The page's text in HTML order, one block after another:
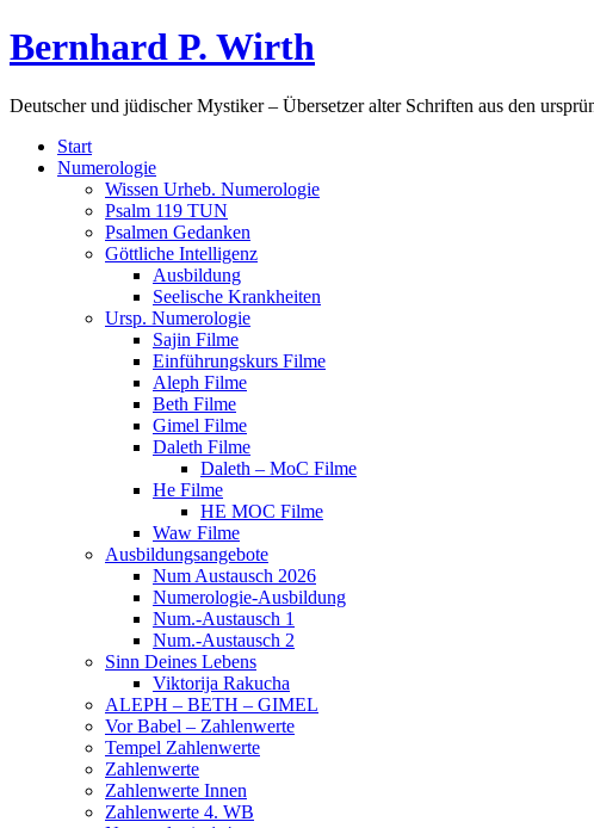
Bernhard P. Wirth
Deutscher und jüdischer Mystiker – Übersetzer alter Schriften aus den
Start
Numerologie
Wissen Urheb. Numerologie
Psalm 119 TUN
Psalmen Gedanken
Göttliche Intelligenz
Ausbildung
Seelische Krankheiten
Ursp. Numerologie
Sajin Filme
Einführungskurs Filme
Aleph Filme
Beth Filme
Gimel Filme
Daleth Filme
Daleth – MoC Filme
He Filme
HE MOC Filme
Waw Filme
Ausbildungsangebote
Num Austausch 2026
Numerologie-Ausbildung
Num.-Austausch 1
Num.-Austausch 2
Sinn Deines Lebens
Viktorija Rakucha
ALEPH – BETH – GIMEL
Vor Babel – Zahlenwerte
Tempel Zahlenwerte
Zahlenwerte
Zahlenwerte Innen
Zahlenwerte 4. WB